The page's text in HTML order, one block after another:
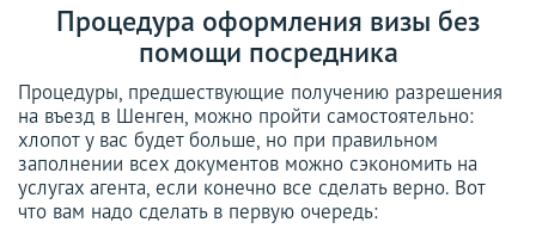
Процедура оформления визы без
помощи посредника
Процедуры, предшествующие получению разрешения
на въезд в Шенген, можно пройти самостоятельно:
хлопот у вас будет больше, но при правильном
заполнении всех документов можно сэкономить на
услугах агента, если конечно все сделать верно. Вот
что вам надо сделать в первую очередь: